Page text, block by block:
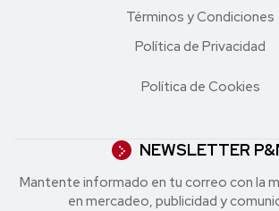
Términos y Condiciones
Política de Privacidad
Política de Cookies
NEWSLETTER
Mantente informado en tu correo con la
en mercadeo, publicidad y